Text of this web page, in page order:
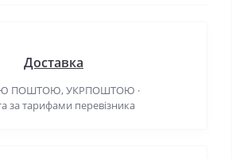
Доставка
ПОШТОЮ, УКРПОШТОЮ ·
за тарифами перевізника